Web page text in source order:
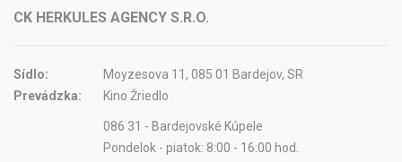
CK HERKULES AGENCY S.R.O.
Sídlo:
Moyzesova 11, 085 01 Bardejov, SR
Prevádzka:
Kino Žriedlo
086 31 - Bardejovské Kúpele
Pondelok - piatok: 8:00 - 16:00 hod.